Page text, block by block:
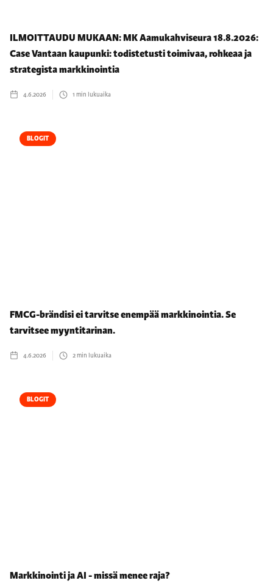
ILMOITTAUDU MUKAAN: MK Aamukahviseura 18.8.2026:
Case Vantaan kaupunki: todistetusti toimivaa, rohkeaa ja
strategista markkinointia
4.6.2026 1 min lukuaika
BLOGIT
FMCG-brändisi ei tarvitse enempää markkinointia. Se
tarvitsee myyntitarinan.
4.6.2026 2min lukuaika
BLOGIT
Markkinointi ja AI - missä menee raja?